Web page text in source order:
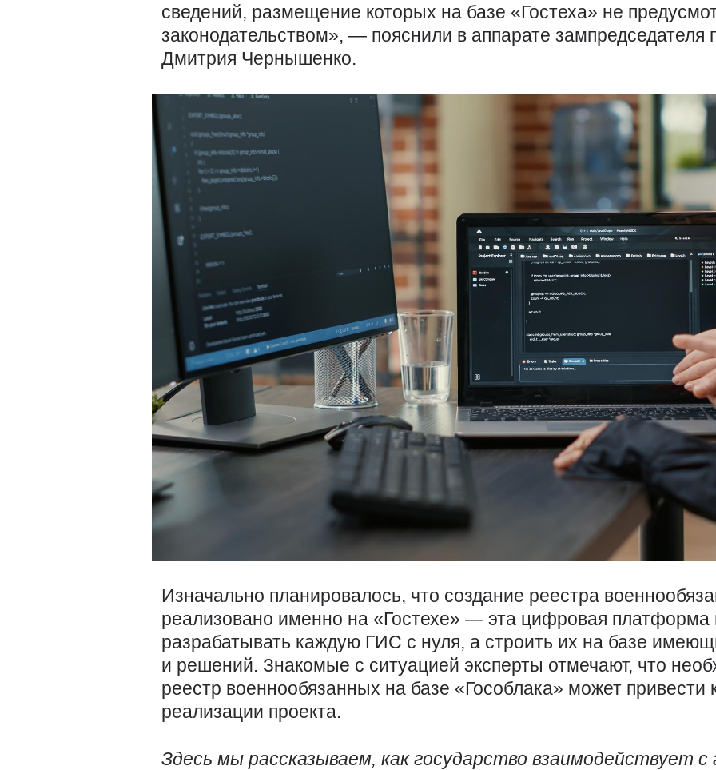
сведений, размещение которых на базе «Гостеха» не
законодательством», — пояснили в аппарате зампредседателя
Дмитрия Чернышенко.
Изначально планировалось, что создание реестра
реализовано именно на «Гостехе» — эта цифровая платформа
разрабатывать каждую ГИС с нуля, а строить их на базе
и решений. Знакомые с ситуацией эксперты отмечают, что
реестр военнообязанных на базе «Гособлака» может привести
реализации проекта.
Здесь мы рассказываем, как государство взаимодействует